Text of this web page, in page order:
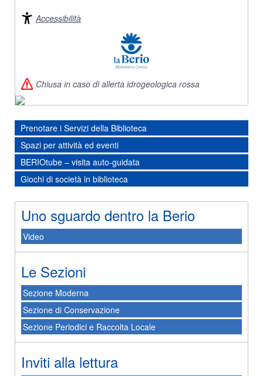
Accessibilità
Chiusa in caso di allerta idrogeologica rossa
Prenotare i Servizi della Biblioteca
Spazi per attività ed eventi
BERIOtube – visita auto-guidata
Giochi di società in biblioteca
Uno sguardo dentro la Berio
Video
Le Sezioni
Sezione Moderna
Sezione di Conservazione
Sezione Periodici e Raccolta Locale
Inviti alla lettura